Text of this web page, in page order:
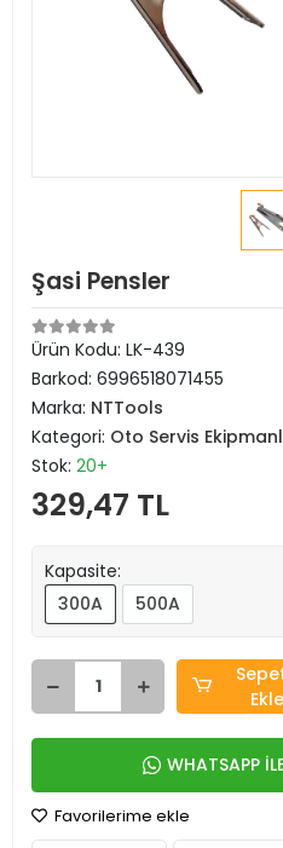
Şasi Pensler
Ürün Kodu: LK-439
Barkod: 6996518071455
Marka: NTTools
Kategori: Oto Servis
Stok: 20+
329,47 TL
Kapasite:
300A
500A
Ekle
WHATSAPP
Favorilerime ekle